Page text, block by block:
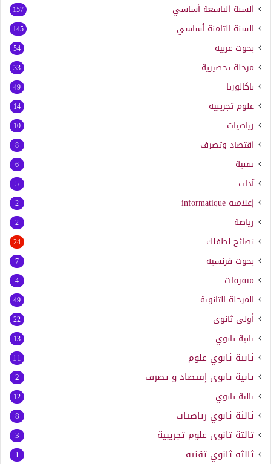
السنة التاسعة أساسي 157
السنة الثامنة أساسي 145
بحوث عربية 54
مرحلة تحضيرية 33
باكالوريا 49
علوم تجريبية 14
رياضيات 10
اقتصاد وتصرف 8
تقنية 6
آداب 5
إعلامية informatique
2
رياضة 2
نصائح لطفلك 24
بحوث فرنسية 7
متفرقات 4
المرحلة الثانوية 49
أولى ثانوي 22
ثانية ثانوي 13
ثانية ثانوي علوم 11
ثانية ثانوي إقتصاد و تصرف 2
ثالثة ثانوي 12
ثالثة ثانوي رياضيات 8
ثالثة ثانوي علوم تجريبية 3
ثالثة ثانوي تقنية 1